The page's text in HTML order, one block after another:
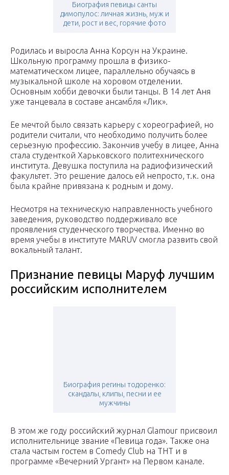
Биография певицы санты
димопулос: личная жизнь, муж и
дети, рост и вес, горячие фото
Родилась и выросла Анна Корсун на Украине.
Школьную программу прошла в физико-
математическом лицее, параллельно обучаясь в
музыкальной школе на хоровом отделении.
Основным хобби девочки были танцы. В 14 лет Аня
уже танцевала в составе ансамбля «Лик».
Ее мечтой было связать карьеру с хореографией, но
родители считали, что необходимо получить более
серьезную профессию. Закончив учебу в лицее, Анна
стала студенткой Харьковского политехнического
института. Девушка поступила на радиофизический
факультет. Это решение далось ей непросто, т.к. она
была крайне привязана к родным и дому.
Несмотря на техническую направленность учебного
заведения, руководство поддерживало все
проявления студенческого творчества. Именно во
время учебы в институте MARUV смогла развить свой
вокальный талант.
Признание певицы Маруф лучшим
российским исполнителем
Биография регины тодоренко:
скандалы, клипы, песни и ее
мужчины
В этом же году российский журнал Glamour присвоил
исполнительнице звание «Певица года». Также она
стала частым гостем в Comedy Club на ТНТ и в
программе «Вечерний Ургант» на Первом канале.